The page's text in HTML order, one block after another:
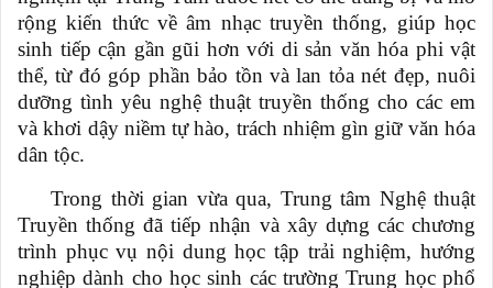
rộng kiến thức về âm nhạc truyền thống, giúp học
sinh tiếp cận gần gũi hơn với di sản văn hóa phi vật
thể, từ đó góp phần bảo tồn và lan tỏa nét đẹp, nuôi
dưỡng tình yêu nghệ thuật truyền thống cho các em
và khơi dậy niềm tự hào, trách nhiệm gìn giữ văn hóa
dân tộc.
Trong thời gian vừa qua, Trung tâm Nghệ thuật
Truyền thống đã tiếp nhận và xây dựng các chương
trình phục vụ nội dung học tập trải nghiệm, hướng
nghiệp dành cho học sinh các trường Trung học phổ